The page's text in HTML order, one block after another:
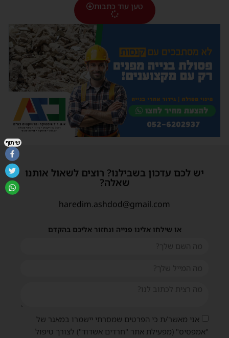
טען עוד כתבות
יש לכם עדכון בשבילנו? רוצים לשאול אותנו
שאלה?
haredim.ashdod@gmail.com
או שילחו אלינו פנייה ונחזור אליכם בהקדם
אני מאשר/ת כי הפרטים שמסרתי יישמרו במאגר של
"אמפסיס" (מפעילת אתר "חרדים אשדוד") לצורך טיפול
שיתוף